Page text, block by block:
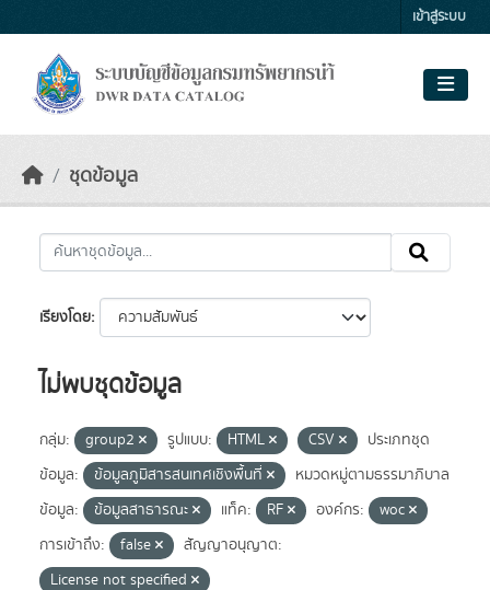
เข้าสู่ระบบ
ชุดข้อมูล
เรียงโดย
ไม่พบชุดข้อมูล
กลุ่ม: group2 รูปแบบ: HTML CSV
ประเภทชุด
ข้อมูล:
ข้อมูลภูมิสารสนเทศเชิงพื้นที่
หมวดหมู่ตามธรรมาภิบาล
ข้อมูล:
ข้อมูลสาธารณะ แท็ค: RF องค์กร:
woc
การเข้าถึง:
false
สัญญาอนุญาต:
License not specified